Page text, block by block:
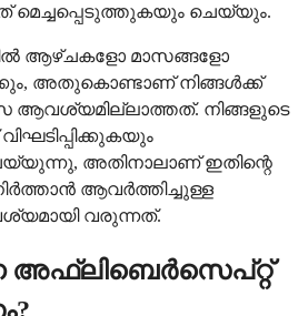
മെച്ചപ്പെടുത്തുകയും ചെയ്യും.
ആഴ്ചകളോ മാസങ്ങളോ
അതുകൊണ്ടാണ് നിങ്ങൾക്ക്
ആവശ്യമില്ലാത്തത്. നിങ്ങളുടെ
അതിനാലാണ് ഇതിന്റെ
ആവർത്തിച്ചുള്ള
വരുന്നത്.